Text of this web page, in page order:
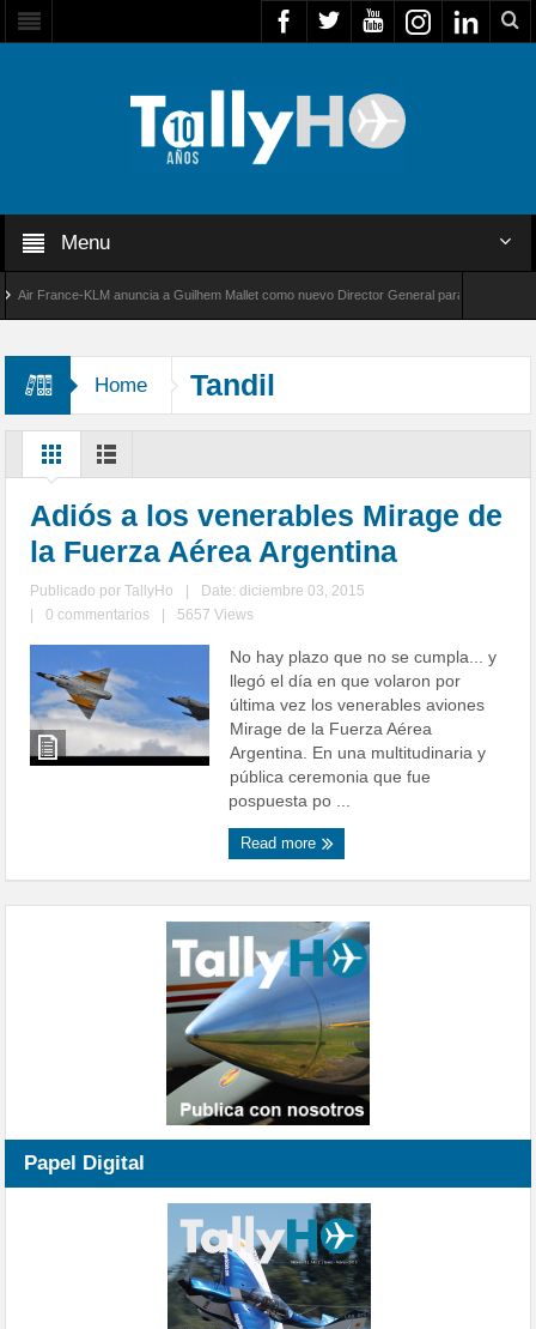
Menu
France-KLM anuncia a Guilhem Mallet como nuevo Director General para América Latina
Home Tandil
Adiós a los venerables Mirage de
la Fuerza Aérea Argentina
Publicado porTallyHo
Date: diciembre 03, 2015
0 commentarios 5657 Views
No hay plazo que no se cumpla... y
llegó el día en que volaron por
última vez los venerables aviones
Mirage de la Fuerza Aérea
Argentina. En una multitudinaria y
pública ceremonia que fue
pospuesta po ...
Read more
Papel Digital